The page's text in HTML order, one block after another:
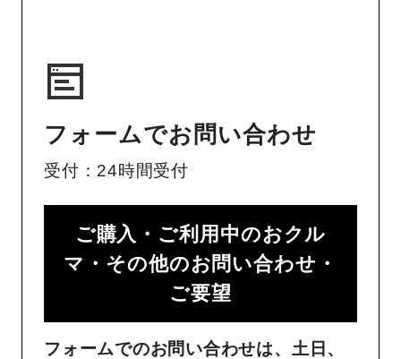
フォームでお問い合わせ
受付：24時間受付
ご購入・ご利用中のおクル
マ・その他のお問い合わせ・
ご要望​
フォームでのお問い合わせは、土日、